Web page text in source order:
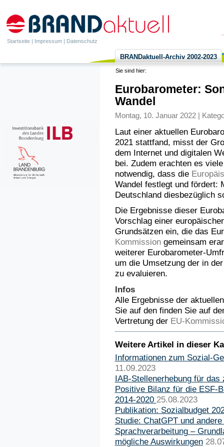
Startseite | Impressum | Datenschutz
BRANDaktuell-Archiv 2002-2023
Sie sind hier:
Eurobarometer:
Wandel
Montag, 10. Januar 2022 |
Laut einer aktuellen
2021 stattfand, misst der
dem Internet und digitalen
bei. Zudem erachten es
notwendig, dass die
Wandel festlegt und fördert:
Deutschland diesbezüglich
Die Ergebnisse dieser
Vorschlag einer
Grundsätzen ein, die das
Kommissiongemeinsam
weiterer Eurobarometer-
um die Umsetzung der in
zu evaluieren.
Infos
Alle Ergebnisse der
Sie auf den finden Sie auf
Vertretung der EU-
Weitere Artikel in dieser
Informationen zum Sozial-
11.09.2023
IAB-Stellenerhebung für das
Positive Bilanz für die ESF-
2014-2020 25.08.2023
Publikation: Sozialbudget
Studie: ChatGPT und
Sprachverarbeitung –
mögliche Auswirkungen